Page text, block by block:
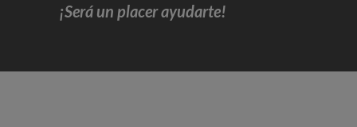
¡Será un placer ayudarte!